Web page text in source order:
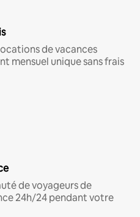
de vacances
mensuel unique sans frais
de voyageurs de
24h/24 pendant votre